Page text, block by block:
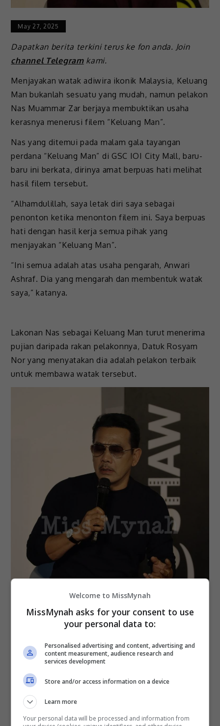
May 27, 2025
Dapatkan berita terkini terus ke fon anda. Join
channel Telegramkami.
Menjayakan watak adiwira ikonik Malaysia, Keluang
Man bukanlah sesuatu yang mudah, namun pelakon
Nas Muammar Zar berjaya membuktikan usaha
kerasnya menerusi filem “Keluang Man”.
Nas yang ditemui pada malam gala tayangan
perdana “Keluang Man” di GSC IOI City Mall, baru-
baru ini berkata, dirinya amat berpuas hati melihat
hasil filem tersebut.
“Alhamdulillah, saya letak diri saya sebagai
penonton ketika menonton filem ini. Saya berpuas
hati dengan hasil kerja semua pihak yang
menjayakan “Keluang Man”.
“Ini semua adalah atas usaha pengarah, Anwari
Ashraf. Dia yang mengarah dan membentuk watak
saya,” katanya.
Lakonan Nas sebagai Keluang Man turut menerima
pujian daripada rakan pelakonnya, Datuk Rosyam
Nor yang menyatakan dia adalah pelakon terbaik
untuk membawa watak tersebut.
dengan Rosyam dan juga Datuk Remy Ishak, Nas
mengakui tidak berdepan masalah untuk
bekerjasama dengan dua pelakon legenda itu.
Welcome to MissMynah
MissMynah asks for your consent to use
your personal data to:
Personalised advertising and content, advertising and
content measurement, audience research and
services development
Store and/or access information on a device
Learn more
Your personal data will be processed and information from